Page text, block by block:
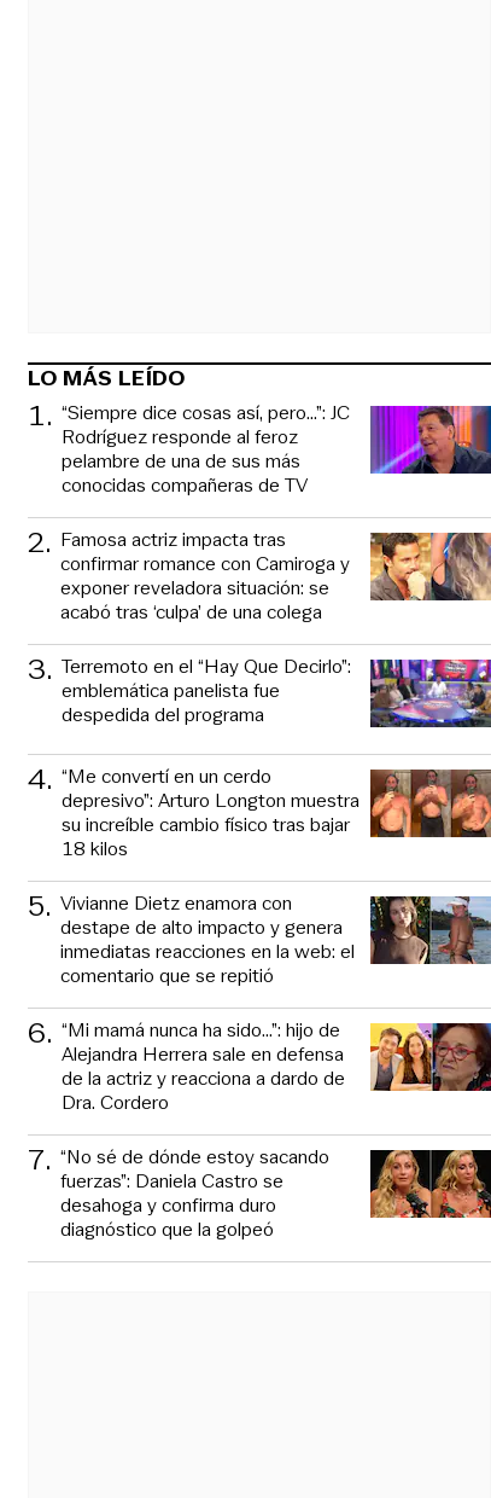
LO MÁS LEÍDO
1. “Siempre dice cosas así, pero...”: JC
Rodríguez responde al feroz
pelambre de una de sus más
conocidas compañeras de TV
2. Famosa actriz impacta tras
confirmar romance con Camiroga y
exponer reveladora situación: se
acabó tras ‘culpa’ de una colega
3. Terremoto en el “Hay Que Decirlo”:
emblemática panelista fue
despedida del programa
4. “Me convertí en un cerdo
depresivo”: Arturo Longton muestra
su increíble cambio físico tras bajar
18 kilos
5. Vivianne Dietz enamora con
destape de alto impacto y genera
inmediatas reacciones en la web: el
comentario que se repitió
6. “Mi mamá nunca ha sido...”: hijo de
Alejandra Herrera sale en defensa
de la actriz y reacciona a dardo de
Dra. Cordero
7. “No sé de dónde estoy sacando
fuerzas”: Daniela Castro se
desahoga y confirma duro
diagnóstico que la golpeó